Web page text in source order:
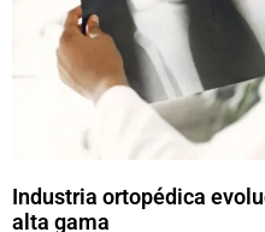
Industria ortopédica
alta gama